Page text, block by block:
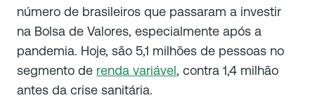
número de brasileiros que passaram a investir
na Bolsa de Valores, especialmente após a
pandemia. Hoje, são 5,1 milhões de pessoas no
segmento de renda variável, contra 1,4 milhão
antes da crise sanitária.